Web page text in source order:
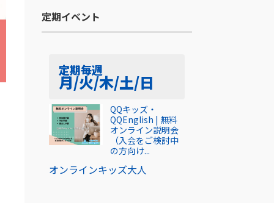
定期イベント​
定期毎週
月/火/木/土/日
オンラインキッズ大人
QQキッズ・
QQEnglish | 無料
オンライン説明会
（入会をご検討中
の方向け...